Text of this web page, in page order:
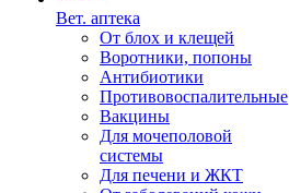
Вет. аптека
От блох и клещей
Воротники, попоны
Антибиотики
Противовоспалительные
Вакцины
Для мочеполовой
системы
Для печени и ЖКТ